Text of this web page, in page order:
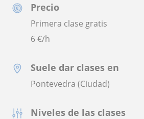
Precio
Primera clase gratis
6€/h
Suele dar clases en
Pontevedra (Ciudad)
Niveles de las clases